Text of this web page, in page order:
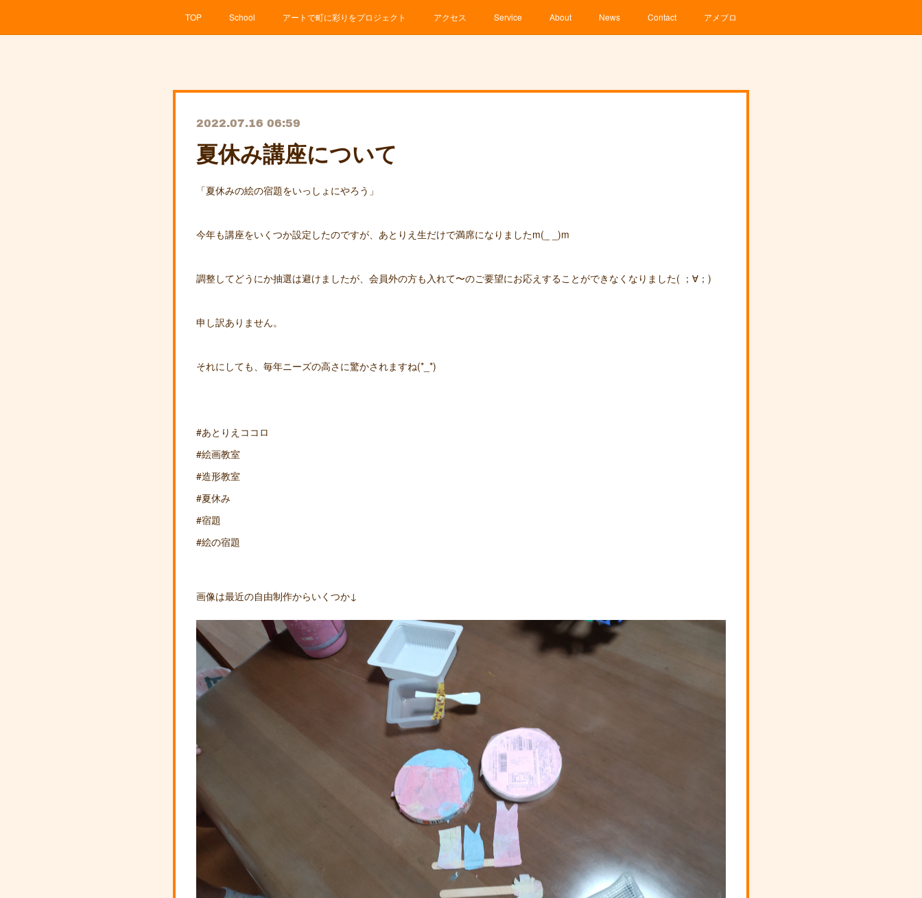
TOP School アートで町に彩りをプロジェクト アクセス Service About News Contact アメブロ
2022.07.16 06:59
夏休み講座について
「夏休みの絵の宿題をいっしょにやろう」
今年も講座をいくつか設定したのですが、あとりえ生だけで満席になりましたm(_ _)m
調整してどうにか抽選は避けましたが、会員外の方も入れて〜のご要望にお応えすることができなくなりました( ；∀；)
申し訳ありません。
それにしても、毎年ニーズの高さに驚かされますね(*_*)
#あとりえココロ
#絵画教室
#造形教室
#夏休み
#宿題
#絵の宿題
画像は最近の自由制作からいくつか↓